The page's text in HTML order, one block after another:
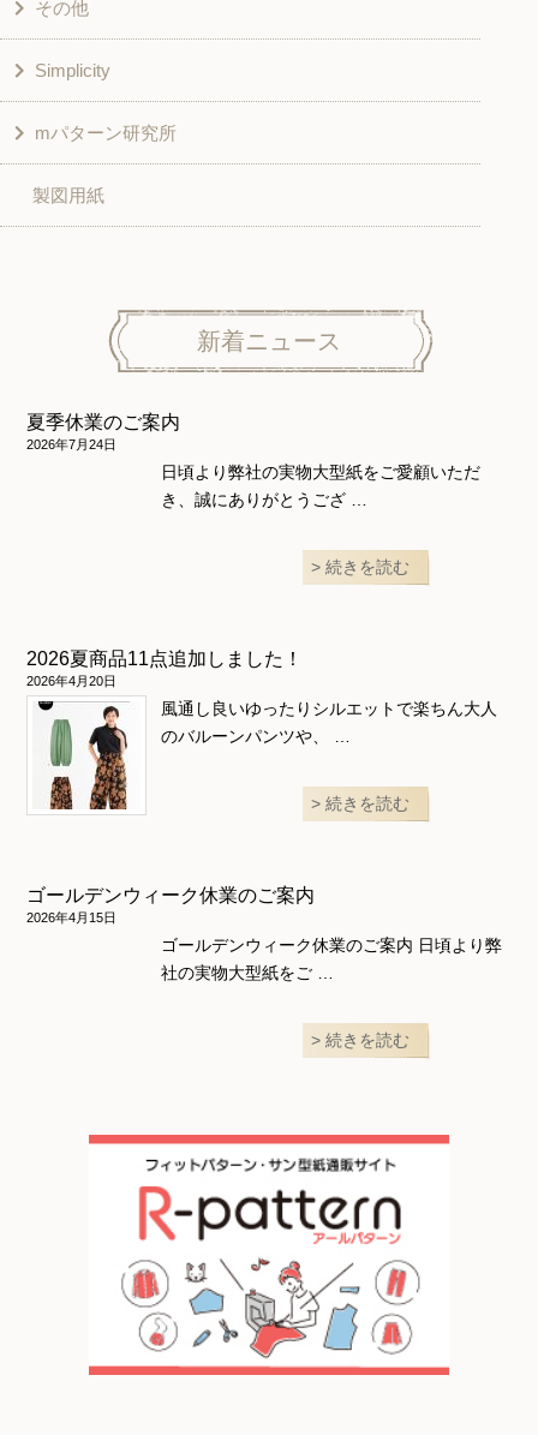
和風衣類
入園入学グッズ
その他
チュニック
ワンピース
ベスト・ジャケット・コート
スカート
ニット地専用
和風衣類
その他
学校家庭科教材用
その他
Simplicity
こども＆ベビー
ボトムス
ワンピース＆スーツ
ウェディング・コスチューム
mパターン研究所
子供服
ワンピース
スカート・パンツ
製図用紙
新着ニュース
夏季休業のご案内
2026年7月24日
日頃より弊社の実物大型紙をご愛顧いただ
き、誠にありがとうござ …
続きを読む
2026夏商品11点追加しました！
2026年4月20日
風通し良いゆったりシルエットで楽ちん大人
のバルーンパンツや、 …
続きを読む
ゴールデンウィーク休業のご案内
2026年4月15日
ゴールデンウィーク休業のご案内 日頃より弊
社の実物大型紙をご …
続きを読む